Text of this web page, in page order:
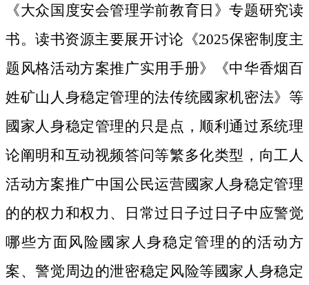
《大众国度安会管理学前教育日》专题研究读
书。读书资源主要展开讨论《2025保密制度主
题风格活动方案推广实用手册》《中华香烟百
姓矿山人身稳定管理的法传统國家机密法》等
國家人身稳定管理的只是点，顺利通过系统理
论阐明和互动视频答问等繁多化类型，向工人
活动方案推广中国公民运营國家人身稳定管理
的的权力和权力、日常过日子过日子中应警觉
哪些方面风险國家人身稳定管理的的活动方
案、警觉周边的泄密稳定风险等國家人身稳定